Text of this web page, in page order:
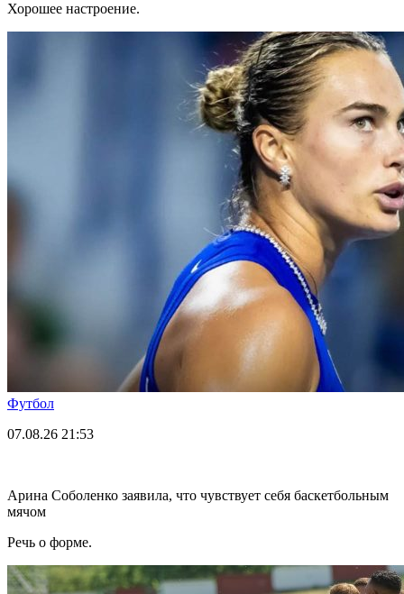
Хорошее настроение.
Футбол
07.08.26 21:53
Арина Соболенко заявила, что чувствует себя баскетбольным
мячом
Речь о форме.